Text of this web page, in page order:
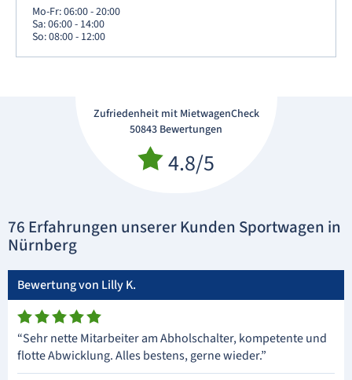
Mo-Fr: 06:00 - 20:00
Sa: 06:00 - 14:00
So: 08:00 - 12:00
Zufriedenheit mit MietwagenCheck
50843 Bewertungen
4.8/5
76 Erfahrungen unserer Kunden Sportwagen in
Nürnberg
Bewertung von Lilly K.
“Sehr nette Mitarbeiter am Abholschalter, kompetente und
flotte Abwicklung. Alles bestens, gerne wieder.”